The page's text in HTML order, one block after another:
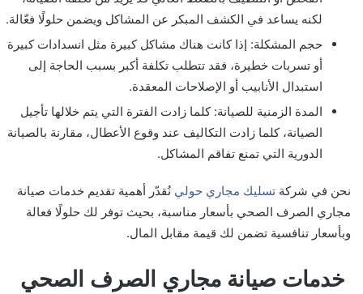
لكنه يساعد في الكشف المبكر عن المشاكل ويضمن حلولًا فعّالة.
حجم المشكلة: إذا كانت هناك مشاكل كبيرة مثل انسدادات كبيرة
أو تسربات خطيرة، فقد تتطلب تكلفة أكبر بسبب الحاجة إلى
استبدال الأنابيب أو الإصلاحات المعقدة.
المدة الزمنية للصيانة: كلما زادت الفترة التي يتم خلالها تأجيل
الصيانة، كلما زادت التكاليف عند وقوع الأعطال، مقارنة بالصيانة
الدورية التي تمنع تفاقم المشاكل.
نحن في شركة تسليك مجاري حولي نُقدّر أهمية تقديم خدمات صيانة
مجاري الصرف الصحي بأسعار مناسبة، بحيث توفر لك حلولًا فعالة
وبأسعار تنافسية تضمن لك قيمة مقابل المال.
خدمات صيانة مجاري الصرف الصحي